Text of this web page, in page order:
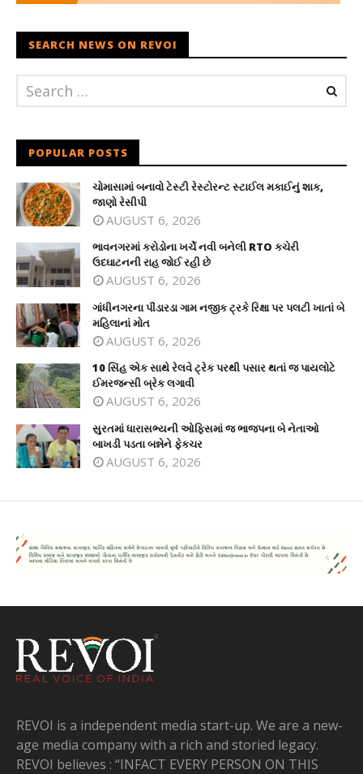
SEARCH NEWS ON REVOI
POPULAR POSTS
ચોમાસામાં બનાવો ટેસ્ટી રેસ્ટોરન્ટ સ્ટાઈલ મકાઈનું શાક,
જાણો રેસીપી
AUGUST 6, 2026
ભાવનગરમાં કરોડોના ખર્ચે નવી બનેલી RTO કચેરી
ઉદઘાટનની રાહ જોઈ રહી છે
AUGUST 6, 2026
ગાંધીનગરના પીંડારડા ગામ નજીક ટ્રકે રિક્ષા પર પલટી ખાતાં બે
મહિલાનાં મોત
AUGUST 6, 2026
10 સિંહ એક સાથે રેલવે ટ્રેક પરથી પસાર થતાં જ પાયલોટે
ઈમરજન્સી બ્રેક લગાવી
AUGUST 6, 2026
સુરતમાં ધારાસભ્યની ઓફિસમાં જ ભાજપના બે નેતાઓ
બાખડી પડતા બન્નેને ફેકચર
AUGUST 6, 2026
REVOI is a independent media start-up. We are a new-
age media company with a rich and storied legacy.
REVOI believes : “INFACT EVERY PERSON ON THIS